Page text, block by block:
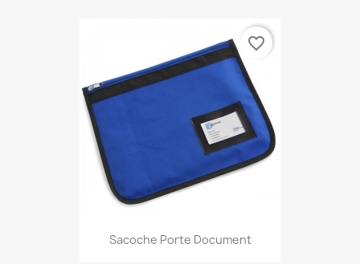
Sacoche Porte Document
favorite_border